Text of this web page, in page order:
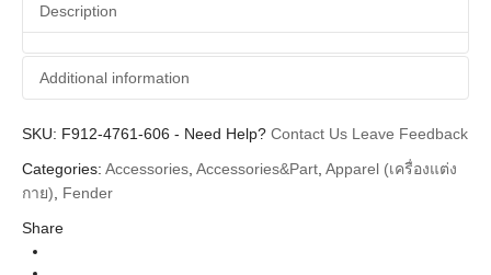
Description
Additional information
Additional information
Brands Fender
SKU: F912-4761-606 - Need Help? Contact Us Leave Feedback
Categories: Accessories Accessories&Part Apparel (เครื่องแต่ง
กาย)
Fender
Share